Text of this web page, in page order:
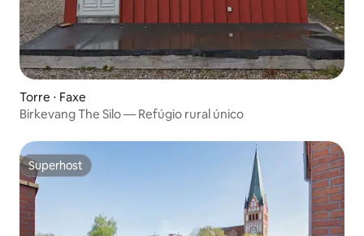
Torre ⋅ Faxe
Birkevang The Silo — Refúgio rural único
Superhost
Superhost